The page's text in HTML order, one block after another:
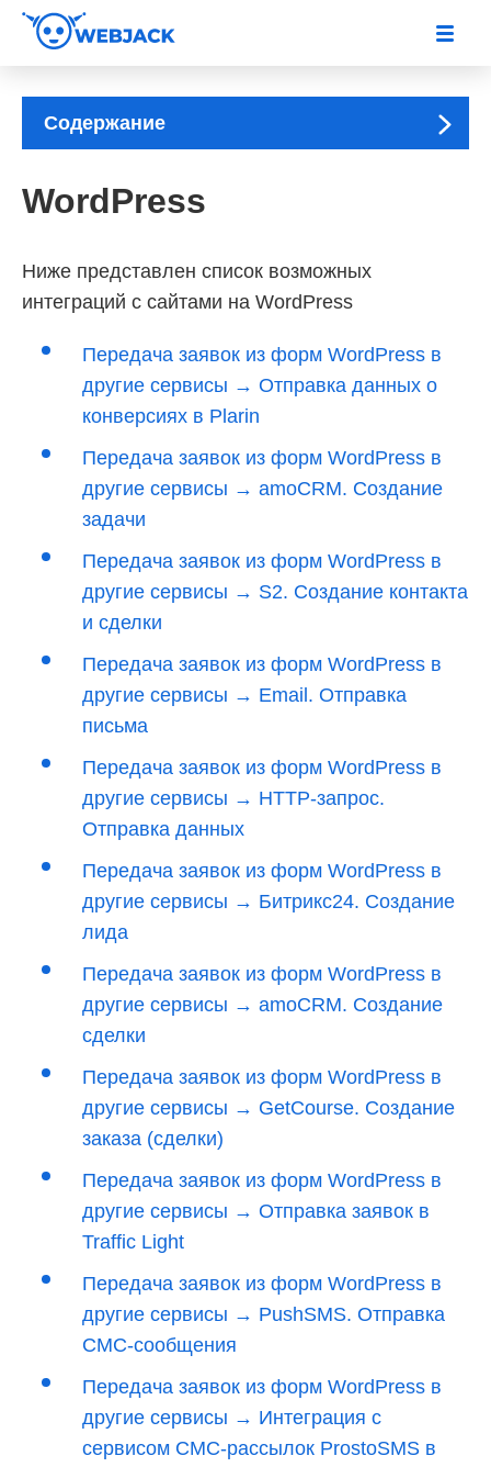
Содержание
WordPress
Ниже представлен список возможных
интеграций с сайтами на WordPress
Передача заявок из форм WordPress в
другие сервисы → Отправка данных о
конверсиях в Plarin
Передача заявок из форм WordPress в
другие сервисы → amoCRM. Создание
задачи
Передача заявок из форм WordPress в
другие сервисы → S2. Создание контакта
и сделки
Передача заявок из форм WordPress в
другие сервисы → Email. Отправка
письма
Передача заявок из форм WordPress в
другие сервисы → HTTP-запрос.
Отправка данных
Передача заявок из форм WordPress в
другие сервисы → Битрикс24. Создание
лида
Передача заявок из форм WordPress в
другие сервисы → amoCRM. Создание
сделки
Передача заявок из форм WordPress в
другие сервисы → GetCourse. Создание
заказа (сделки)
Передача заявок из форм WordPress в
другие сервисы → Отправка заявок в
Traffic Light
Передача заявок из форм WordPress в
другие сервисы → PushSMS. Отправка
СМС-сообщения
Передача заявок из форм WordPress в
другие сервисы → Интеграция с
сервисом СМС-рассылок ProstoSMS в